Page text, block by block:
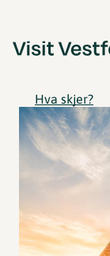
Hva skjer?